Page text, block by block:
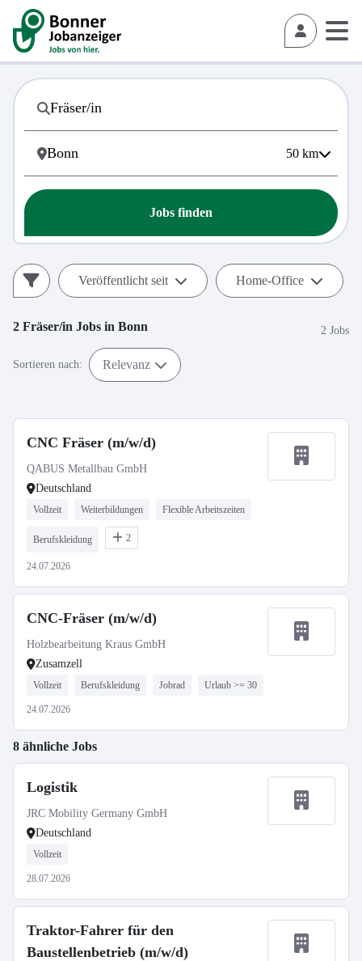
50 km
Jobs finden
Veröffentlicht seit Home-Office
2 Fräser/in Jobs in Bonn 2 Jobs
Sortieren nach: Relevanz
CNC Fräser (m/w/d)
QABUS Metallbau GmbH
Deutschland
Vollzeit Weiterbildungen Flexible Arbeitszeiten
Berufskleidung 2
24.07.2026
CNC-Fräser (m/w/d)
Holzbearbeitung Kraus GmbH
Zusamzell
Vollzeit Berufskleidung Jobrad Urlaub >= 30
24.07.2026
8 ähnliche Jobs
Logistik
JRC Mobility Germany GmbH
Deutschland
Vollzeit
28.07.2026
Traktor-Fahrer für den
Baustellenbetrieb (m/w/d)